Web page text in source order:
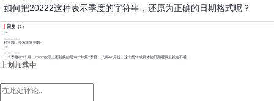
如何把20222这种表示季度的字符串，还原为正确的日期格式呢？
回复（2 ）
0 0
2022/6/22 09:22
稍等哦，专家即将到来~
0 0
2022/6/22 10:26
一个季度有3个月，20222按照上面转换的是2022年第2季度，代表4-6月份，这个想转成具体的日期逻辑上就走不通
上划加载中